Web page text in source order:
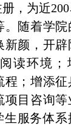
，为近200
。随着学
新颜，开
读环境；
；增添
项目咨询
生服务体系